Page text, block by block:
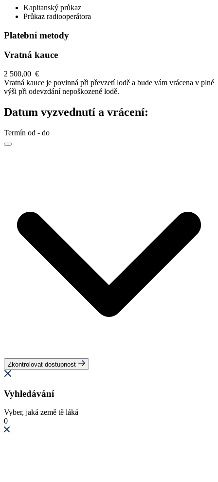
Kapitanský průkaz
Průkaz radiooperátora
Platební metody
Vratná kauce
2 500,00 €
Vratná kauce je povinná při převzetí lodě a bude vám vrácena v plné
výši při odevzdání nepoškozené lodě.
Datum vyzvednutí a vrácení:
Termín od - do
Zkontrolovat dostupnost
Vyhledávání
Vyber, jaká země tě láká
0